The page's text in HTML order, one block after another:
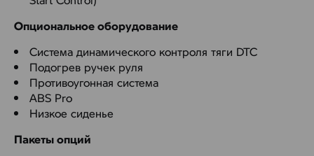
Опциональное оборудование
Система динамического контроля тяги DTC
Подогрев ручек руля
Противоугонная система
ABS Pro
Низкое сиденье
Пакеты опций